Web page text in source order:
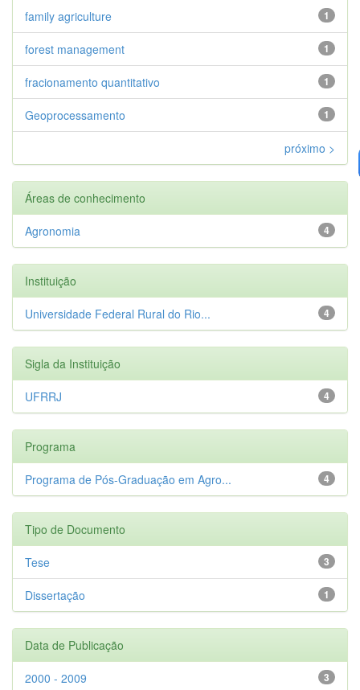
1
family agriculture
1
forest management
1
fracionamento quantitativo
1
Geoprocessamento
próximo >
Áreas de conhecimento
4
Agronomia
Instituição
4
Universidade Federal Rural do Rio...
Sigla da Instituição
4
UFRRJ
Programa
4
Programa de Pós-Graduação em Agro...
Tipo de Documento
3
Tese
1
Dissertação
Data de Publicação
3
2000 - 2009